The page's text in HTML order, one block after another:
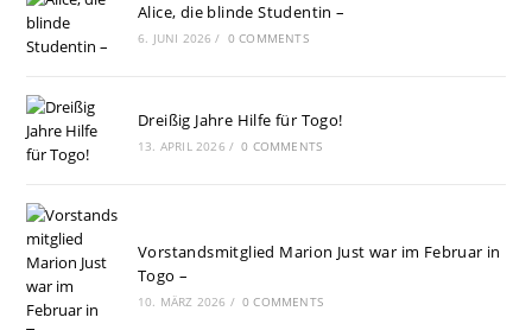
Alice, die blinde Studentin –
6. JUNI 2026 / 0 COMMENTS
Dreißig Jahre Hilfe für Togo!
13. APRIL 2026 / 0 COMMENTS
Vorstandsmitglied Marion Just war im Februar in
Togo –
10. MÄRZ 2026 / 0 COMMENTS